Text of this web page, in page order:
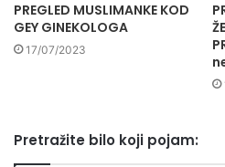
PREGLED MUSLIMANKE KOD
GEY GINEKOLOGA
17/07/2023
Pretražite bilo koji pojam: